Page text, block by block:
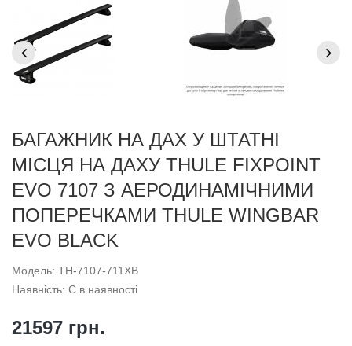
БАГАЖНИК НА ДАХ У ШТАТНІ
МІСЦЯ НА ДАХУ THULE FIXPOINT
EVO 7107 З АЕРОДИНАМІЧНИМИ
ПОПЕРЕЧКАМИ THULE WINGBAR
EVO BLACK
Модель: TH-7107-711XB
Наявність: Є в наявності
21597 грн.